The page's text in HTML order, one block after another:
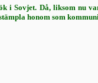
i Sovjet. Då, liksom nu
honom som